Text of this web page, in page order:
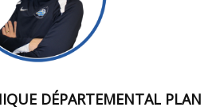
DÉPARTEMENTAL PLAN